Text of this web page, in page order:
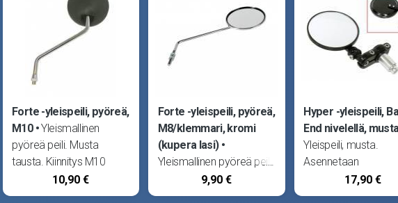
Forte -yleispeili, pyöreä,
M10
Yleismallinen
pyöreä peili. Musta
tausta. Kiinnitys M10
oikeakätisellä, lyhyellä
kierteellä. Sopii oikealle ja
10,90 €
Forte -yleispeili, pyöreä,
M8/klemmari, kromi
(kupera lasi)
Yleismallinen pyöreä peili.
Kiinnitys joko 8mm:n
kierteellä tai mukana
9,90 €
Hyper -yleispeili,
End nivelellä,
Yleispeili, musta.
Asennetaan
ohjaustangon päähän
painojen tilalle tai
17,90 €